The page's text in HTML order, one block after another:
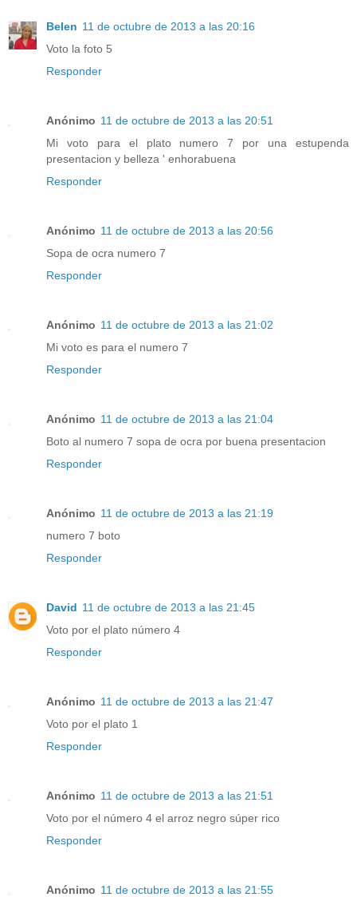
Belen 11 de octubre de 2013 a las 20:16
Voto la foto 5
Responder
Anónimo 11 de octubre de 2013 a las 20:51
Mi voto para el plato numero 7 por una estupenda
presentacion y belleza ' enhorabuena
Responder
Anónimo 11 de octubre de 2013 a las 20:56
Sopa de ocra numero 7
Responder
Anónimo 11 de octubre de 2013 a las 21:02
Mi voto es para el numero 7
Responder
Anónimo 11 de octubre de 2013 a las 21:04
Boto al numero 7 sopa de ocra por buena presentacion
Responder
Anónimo 11 de octubre de 2013 a las 21:19
numero 7 boto
Responder
David 11 de octubre de 2013 a las 21:45
Voto por el plato número 4
Responder
Anónimo 11 de octubre de 2013 a las 21:47
Voto por el plato 1
Responder
Anónimo 11 de octubre de 2013 a las 21:51
Voto por el número 4 el arroz negro súper rico
Responder
Anónimo 11 de octubre de 2013 a las 21:55